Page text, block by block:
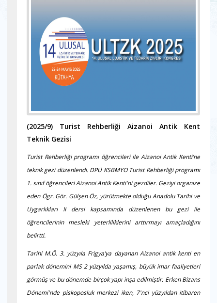
(2025/9) Turist Rehberliği Aizanoi Antik Kent
Teknik Gezisi
Turist Rehberliği programı öğrencileri ile Aizanoi Antik Kenti’ne
teknik gezi düzenlendi. DPÜ KSBMYO Turist Rehberliği programı
1. sınıf öğrencileri Aizanoi Antik Kenti'ni gezdiler. Geziyi organize
eden Ögr. Gör. Gülşen Öz, yürütmekte olduğu Anadolu Tarihi ve
Uygarlıkları II dersi kapsamında düzenlenen bu gezi ile
öğrencilerinin mesleki yeterliliklerini arttırmayı amaçladığını
belirtti.
Tarihi M.Ö. 3. yüzyıla Frigya’ya dayanan Aizanoi antik kenti en
parlak dönemini MS 2 yüzyılda yaşamış, büyük imar faaliyetleri
görmüş ve bu dönemde birçok yapı inşa edilmiştir. Erken Bizans
Dönemi'nde piskoposluk merkezi iken, 7'nci yüzyıldan itibaren